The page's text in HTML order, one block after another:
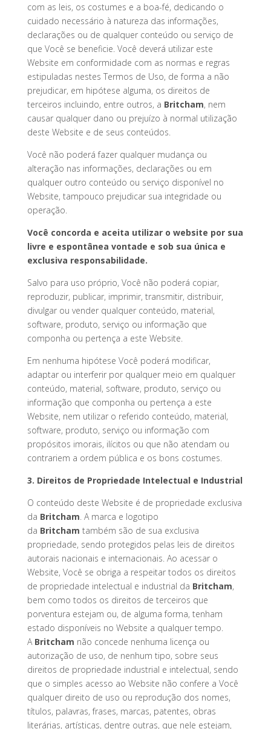
com as leis, os costumes e a boa-fé, dedicando o
cuidado necessário à natureza das informações,
declarações ou de qualquer conteúdo ou serviço de
que Você se beneficie. Você deverá utilizar este
Website em conformidade com as normas e regras
estipuladas nestes Termos de Uso, de forma a não
prejudicar, em hipótese alguma, os direitos de
terceiros incluindo, entre outros, a Britcham, nem
causar qualquer dano ou prejuízo à normal utilização
deste Website e de seus conteúdos.
Você não poderá fazer qualquer mudança ou
alteração nas informações, declarações ou em
qualquer outro conteúdo ou serviço disponível no
Website, tampouco prejudicar sua integridade ou
operação.
Você concorda e aceita utilizar o website por sua
livre e espontânea vontade e sob sua única e
exclusiva responsabilidade.
Salvo para uso próprio, Você não poderá copiar,
reproduzir, publicar, imprimir, transmitir, distribuir,
divulgar ou vender qualquer conteúdo, material,
software, produto, serviço ou informação que
componha ou pertença a este Website.
Em nenhuma hipótese Você poderá modificar,
adaptar ou interferir por qualquer meio em qualquer
conteúdo, material, software, produto, serviço ou
informação que componha ou pertença a este
Website, nem utilizar o referido conteúdo, material,
software, produto, serviço ou informação com
propósitos imorais, ilícitos ou que não atendam ou
contrariem a ordem pública e os bons costumes.
3. Direitos de Propriedade Intelectual e Industrial
O conteúdo deste Website é de propriedade exclusiva
da Britcham. A marca e logotipo
da Britcham também são de sua exclusiva
propriedade, sendo protegidos pelas leis de direitos
autorais nacionais e internacionais. Ao acessar o
Website, Você se obriga a respeitar todos os direitos
de propriedade intelectual e industrial da Britcham,
bem como todos os direitos de terceiros que
porventura estejam ou, de alguma forma, tenham
estado disponíveis no Website a qualquer tempo.
A Britcham não concede nenhuma licença ou
autorização de uso, de nenhum tipo, sobre seus
direitos de propriedade industrial e intelectual, sendo
que o simples acesso ao Website não confere a Você
qualquer direito de uso ou reprodução dos nomes,
títulos, palavras, frases, marcas, patentes, obras
literárias, artísticas, dentre outras, que nele estejam,